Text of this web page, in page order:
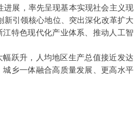
进展，率先呈现基本实现社会主义现
引领核心地位、突出深化改革扩大
特色现代化产业体系、推动人工智
跃升，人均地区生产总值接近发达
乡一体融合高质量发展、更高水平